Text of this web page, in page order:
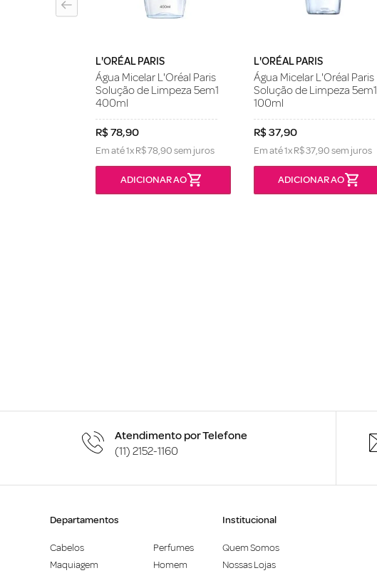
L'ORÉAL PARIS
Água Micelar L'Oréal Paris
Solução de Limpeza 5em1
400ml
R$78,90
Em até1xR$78,90sem juros
ADICIONAR AO
L'ORÉAL PARIS
Água Micelar L'Oréal Paris
Solução de Limpeza 5em1
100ml
R$37,90
Em até1xR$37,90sem juros
ADICIONAR AO
Atendimento por Telefone
(11) 2152-1160
Departamentos
Cabelos
Maquiagem
Perfumes
Homem
Institucional
Quem Somos
Nossas Lojas